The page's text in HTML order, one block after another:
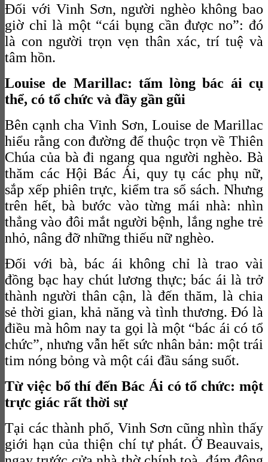
Đối với Vinh Sơn, người nghèo không bao
giờ chỉ là một “cái bụng cần được no”: đó
là con người trọn vẹn thân xác, trí tuệ và
tâm hồn.
Louise de Marillac: tấm lòng bác ái cụ
thể, có tổ chức và đầy gần gũi
Bên cạnh cha Vinh Sơn, Louise de Marillac
hiểu rằng con đường để thuộc trọn về Thiên
Chúa của bà đi ngang qua người nghèo. Bà
thăm các Hội Bác Ái, quy tụ các phụ nữ,
sắp xếp phiên trực, kiểm tra sổ sách. Nhưng
trên hết, bà bước vào từng mái nhà: nhìn
thẳng vào đôi mắt người bệnh, lắng nghe trẻ
nhỏ, nâng đỡ những thiếu nữ nghèo.
Đối với bà, bác ái không chỉ là trao vài
đồng bạc hay chút lương thực; bác ái là trở
thành người thân cận, là đến thăm, là chia
sẻ thời gian, khả năng và tình thương. Đó là
điều mà hôm nay ta gọi là một “bác ái có tổ
chức”, nhưng vẫn hết sức nhân bản: một trái
tim nóng bỏng và một cái đầu sáng suốt.
Từ việc bố thí đến Bác Ái có tổ chức: một
trực giác rất thời sự
Tại các thành phố, Vinh Sơn cũng nhìn thấy
giới hạn của thiện chí tự phát. Ở Beauvais,